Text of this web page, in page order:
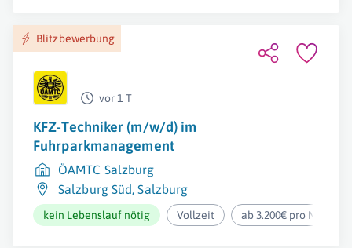
Blitzbewerbung
vor 1 T
KFZ-Techniker (m/w/d) im
Fuhrparkmanagement
ÖAMTC Salzburg
Salzburg Süd,Salzburg
kein Lebenslauf nötig Vollzeit ab 3.200€ pro Monat